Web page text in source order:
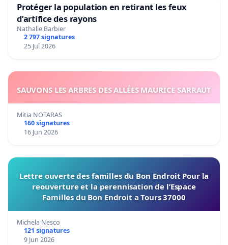
Protéger la population en retirant les feux
d’artifice des rayons
Nathalie Barbier
2 797 signatures
25 Jul 2026
SAUVONS LES ARBRES DES ALLÉES MAURICE SARRAUT
Mitia NOTARAS
160 signatures
16 Jun 2026
Lettre ouverte des familles du Bon Endroit Pour la
reouverture et la perennisation de l’Espace
Familles du Bon Endroit a Tours 37000
Michela Nesco
121 signatures
9 Jun 2026